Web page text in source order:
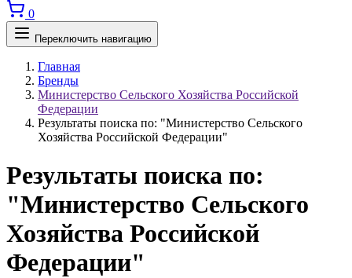
0
Переключить навигацию
Главная
Бренды
Министерство Сельского Хозяйства Российской
Федерации
Результаты поиска по: "Министерство Сельского
Хозяйства Российской Федерации"
Результаты поиска по:
"Министерство Сельского
Хозяйства Российской
Федерации"